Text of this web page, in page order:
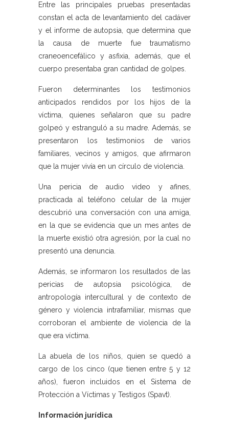
Entre las principales pruebas presentadas
constan el acta de levantamiento del cadáver
y el informe de autopsia, que determina que
la causa de muerte fue traumatismo
craneoencefálico y asfixia, además, que el
cuerpo presentaba gran cantidad de golpes.
Fueron determinantes los testimonios
anticipados rendidos por los hijos de la
víctima, quienes señalaron que su padre
golpeó y estranguló a su madre. Además, se
presentaron los testimonios de varios
familiares, vecinos y amigos, que afirmaron
que la mujer vivía en un círculo de violencia.
Una pericia de audio video y afines,
practicada al teléfono celular de la mujer
descubrió una conversación con una amiga,
en la que se evidencia que un mes antes de
la muerte existió otra agresión, por la cual no
presentó una denuncia.
Además, se informaron los resultados de las
pericias de autopsia psicológica, de
antropología intercultural y de contexto de
género y violencia intrafamiliar, mismas que
corroboran el ambiente de violencia de la
que era víctima.
La abuela de los niños, quien se quedó a
cargo de los cinco (que tienen entre 5 y 12
años), fueron incluidos en el Sistema de
Protección a Víctimas y Testigos (Spavt).
Información jurídica